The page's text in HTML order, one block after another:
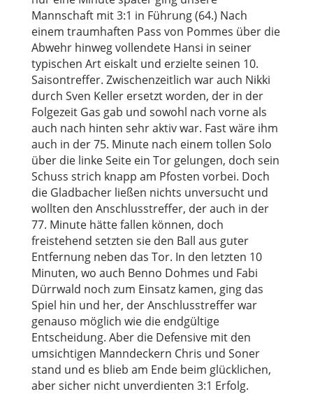
Mannschaft mit 3:1 in Führung (64.) Nach
einem traumhaften Pass von Pommes über die
Abwehr hinweg vollendete Hansi in seiner
typischen Art eiskalt und erzielte seinen 10.
Saisontreffer. Zwischenzeitlich war auch Nikki
durch Sven Keller ersetzt worden, der in der
Folgezeit Gas gab und sowohl nach vorne als
auch nach hinten sehr aktiv war. Fast wäre ihm
auch in der 75. Minute nach einem tollen Solo
über die linke Seite ein Tor gelungen, doch sein
Schuss strich knapp am Pfosten vorbei. Doch
die Gladbacher ließen nichts unversucht und
wollten den Anschlusstreffer, der auch in der
77. Minute hätte fallen können, doch
freistehend setzten sie den Ball aus guter
Entfernung neben das Tor. In den letzten 10
Minuten, wo auch Benno Dohmes und Fabi
Dürrwald noch zum Einsatz kamen, ging das
Spiel hin und her, der Anschlusstreffer war
genauso möglich wie die endgültige
Entscheidung. Aber die Defensive mit den
umsichtigen Manndeckern Chris und Soner
stand und es blieb am Ende beim glücklichen,
aber sicher nicht unverdienten 3:1 Erfolg.